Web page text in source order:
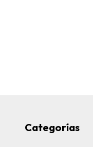
Categorías